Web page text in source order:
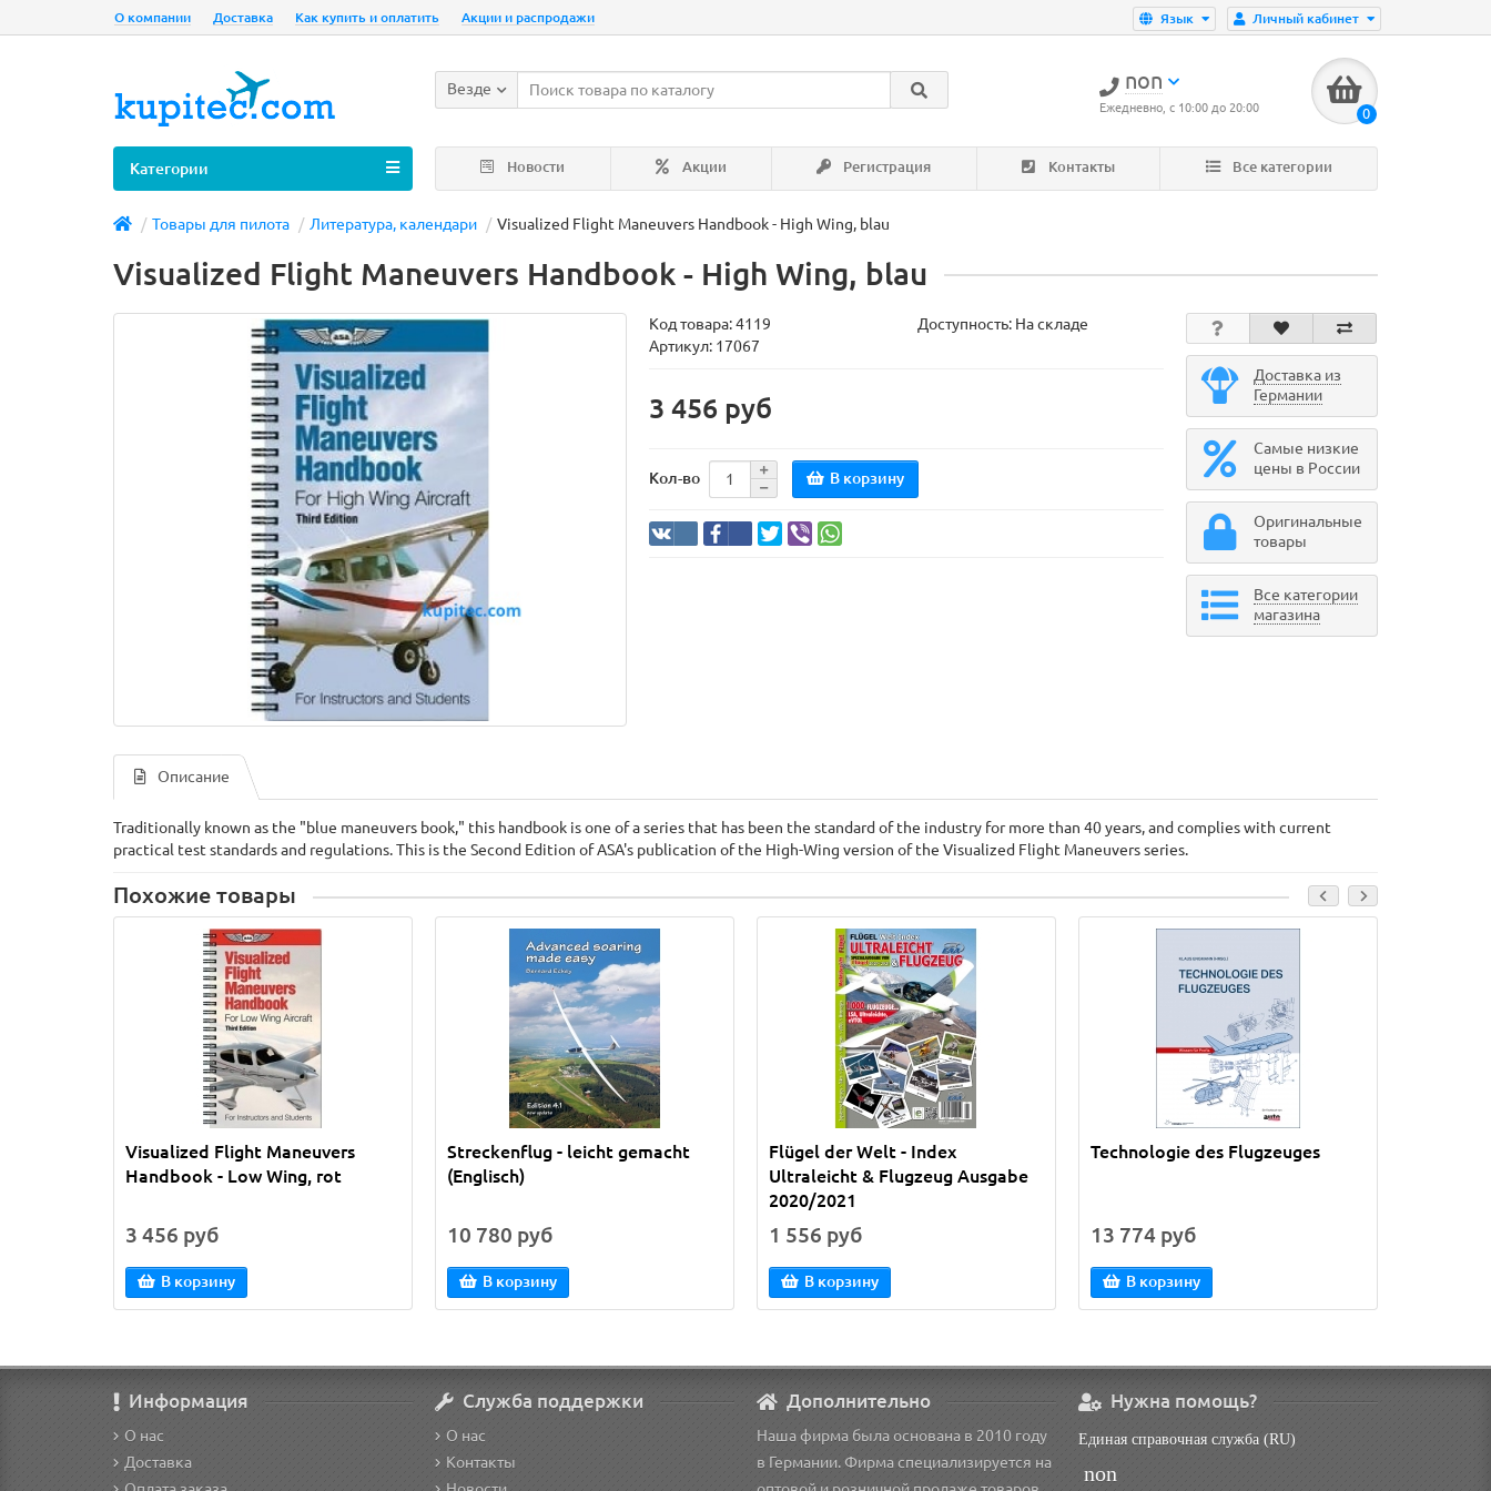
Личный кабинет
Язык
О компании Доставка Как купить и оплатить Акции и распродажи
non
Ежедневно, с 10:00 до 20:00 0
Везде
Новости Акции Регистрация Контакты Все категории
Категории
Товары для пилота Литература, календари Visualized Flight Maneuvers Handbook - High Wing, blau
Visualized Flight Maneuvers Handbook - High Wing, blau
Код товара:4119
Доступность: На складе
Артикул: 17067
3 456 руб
Кол-во В корзину
Доставка из
Германии
Самые низкие
цены в России
Оригинальные
товары
Все категории
магазина
Описание
Traditionally known as the "blue maneuvers book," this handbook is one of a series that has been the standard of the industry for more than 40 years, and complies with current
practical test standards and regulations. This is the Second Edition of ASA's publication of the High-Wing version of the Visualized Flight Maneuvers series.
Похожие товары
Visualized Flight Maneuvers
Handbook - Low Wing, rot
3 456 руб
В корзину
Streckenflug - leicht gemacht
(Englisch)
10 780 руб
В корзину
Flügel der Welt - Index
Ultraleicht & Flugzeug Ausgabe
2020/2021
1 556 руб
В корзину
Technologie des Flugzeuges
13 774 руб
В корзину
Информация
О нас
Доставка
Служба поддержки
О нас
Контакты
Дополнительно
Наша фирма была основана в 2010 году
в Германии. Фирма специализируется на
Нужна помощь?
Единая справочная служба (RU)
non